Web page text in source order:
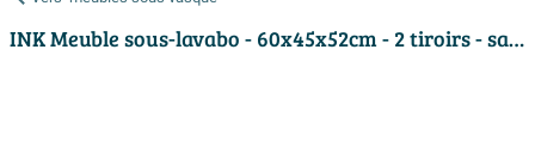
INK Meuble sous-lavabo - 60x45x52cm - 2 tiroirs - sans poignées - laqué MDF - blanc haute brillance